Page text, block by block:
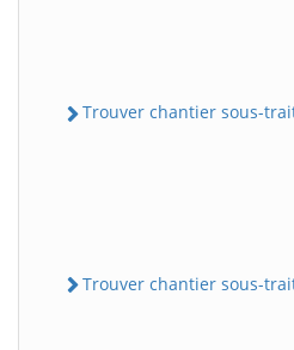
Trouver chantier sous-
Trouver chantier sous-